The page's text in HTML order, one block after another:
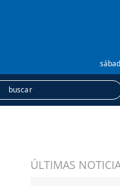
Suscripción
ÚLTIMAS